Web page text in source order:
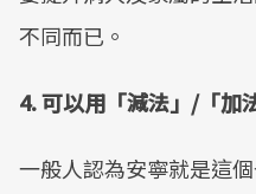
不同而已。
4. 可以用「減法」/「加
一般人認為安寧就是這